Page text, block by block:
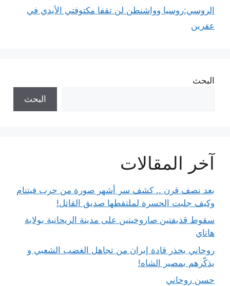
الروسي:روسيا وواشنطن لن تقفا مكتوفتي الأيدي في
عفرين
البحث
البحث
آخر المقالات
بعد نصف قرن .. كشف سر أشهر صورة من حرب فيتنام
وكيف جلبت الحسرة لملتقطها صديق القاتل!
سقوط قذيفتين صاروخيتين على مدينة الريحانية بولاية
هاتاي
روحاني يحذر قادة إيران من تجاهل الغضب الشعبي و
يذكّرهم بمصير الشاه!
حسن روحاني